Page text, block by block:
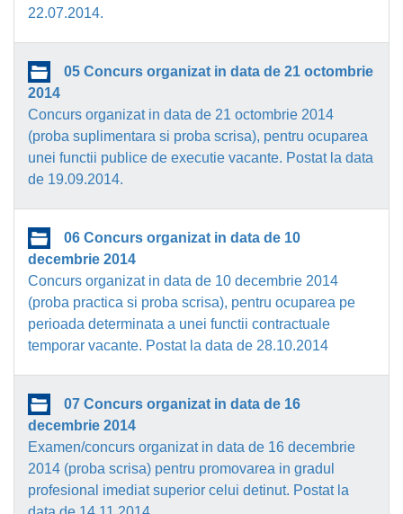
22.07.2014.
05 Concurs organizat in data de 21 octombrie
2014
Concurs organizat in data de 21 octombrie 2014
(proba suplimentara si proba scrisa), pentru ocuparea
unei functii publice de executie vacante. Postat la data
de 19.09.2014.
06 Concurs organizat in data de 10
decembrie 2014
Concurs organizat in data de 10 decembrie 2014
(proba practica si proba scrisa), pentru ocuparea pe
perioada determinata a unei functii contractuale
temporar vacante. Postat la data de 28.10.2014
07 Concurs organizat in data de 16
decembrie 2014
Examen/concurs organizat in data de 16 decembrie
2014 (proba scrisa) pentru promovarea in gradul
profesional imediat superior celui detinut. Postat la